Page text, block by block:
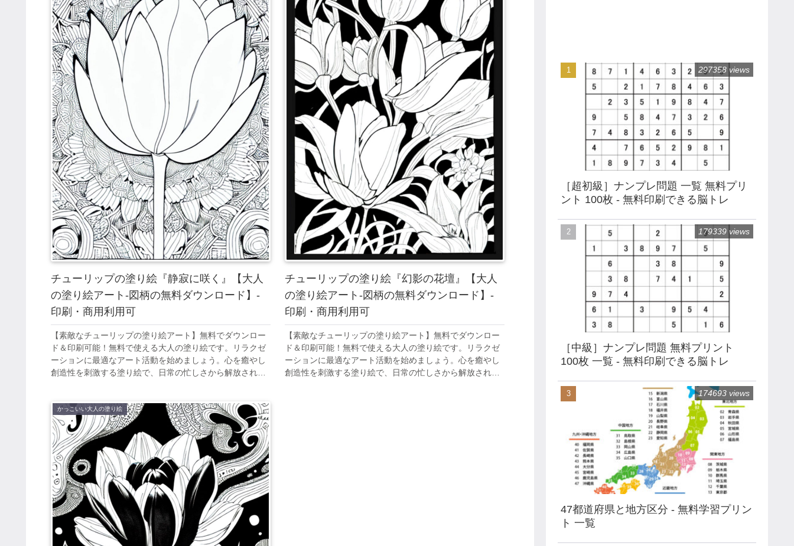
チューリップの塗り絵『静寂に咲く』【大人
の塗り絵アート-図柄の無料ダウンロード】-
印刷・商用利用可
【素敵なチューリップの塗り絵アート】無料でダウンロー
ド＆印刷可能！無料で使える大人の塗り絵です。リラクゼ
ーションに最適なアート活動を始めましょう。心を癒やし
創造性を刺激する塗り絵で、日常の忙しさから解放される
チューリップの塗り絵『幻影の花壇』【大人
の塗り絵アート-図柄の無料ダウンロード】-
印刷・商用利用可
【素敵なチューリップの塗り絵アート】無料でダウンロー
ド＆印刷可能！無料で使える大人の塗り絵です。リラクゼ
ーションに最適なアート活動を始めましょう。心を癒やし
創造性を刺激する塗り絵で、日常の忙しさから解放される
かっこいい大人の塗り絵
［超初級］ナンプレ問題 一覧 無料プリ
ント 100枚 - 無料印刷できる脳トレ
297358 views
［中級］ナンプレ問題 無料プリント
100枚 一覧 - 無料印刷できる脳トレ
179339 views
47都道府県と地方区分 - 無料学習プリン
ト 一覧
174693 views